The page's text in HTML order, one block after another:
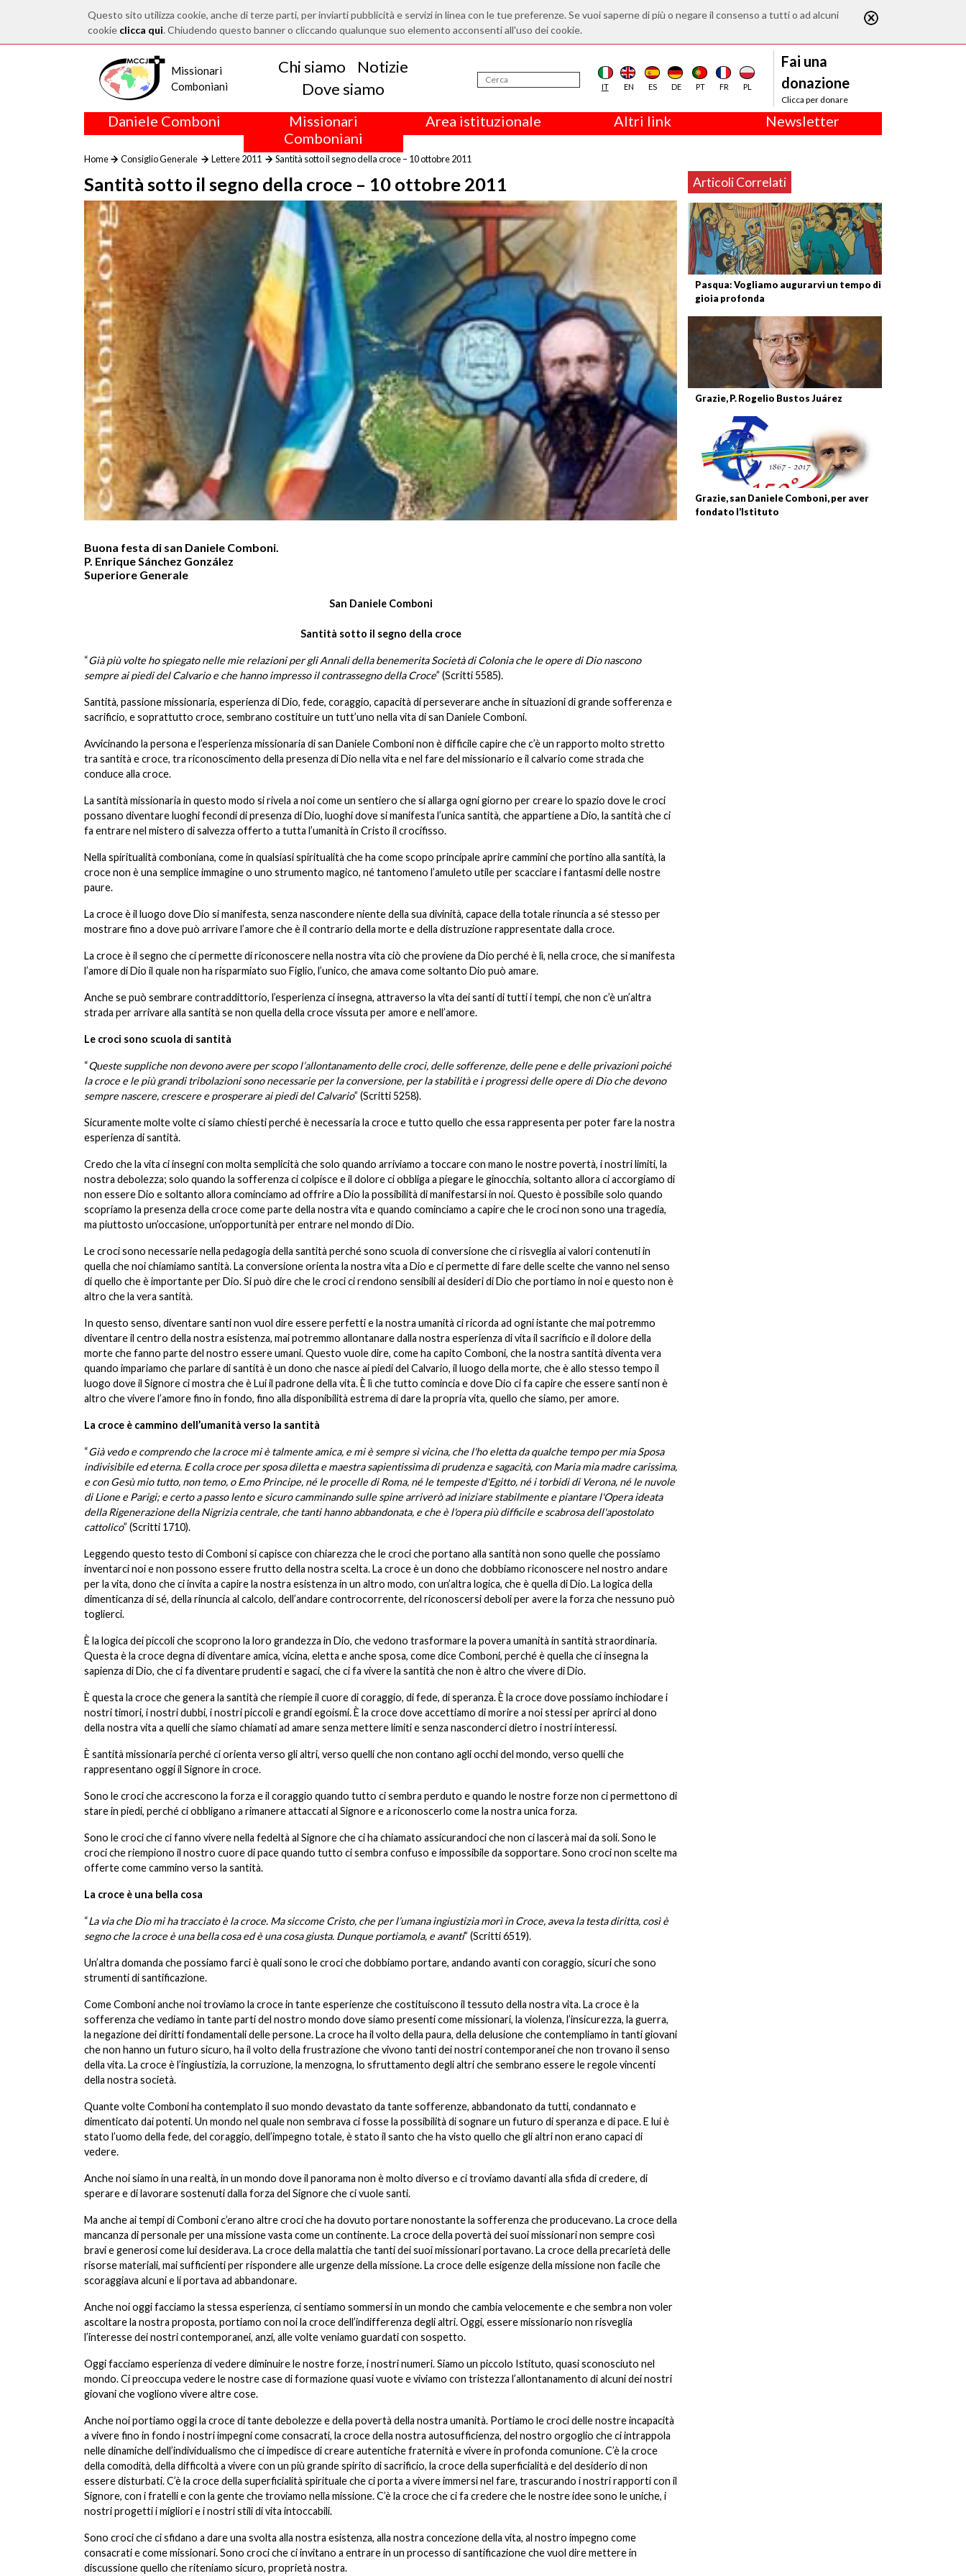
Questo sito utilizza cookie, anche di terze parti, per inviarti pubblicità e servizi in linea con le tue preferenze. Se vuoi saperne di più o negare il consenso a tutti o ad alcuni
cookie clicca qui. Chiudendo questo banner o cliccando qualunque suo elemento acconsenti all'uso dei cookie.
Missionari
Comboniani
Chi siamo
Notizie
Dove siamo
IT EN ES DE PT FR PL
Fai una
donazione
Clicca per donare
Daniele Comboni
Missionari
Comboniani
Area istituzionale Altri link Newsletter
Home Consiglio Generale Lettere 2011 Santità sotto il segno della croce – 10 ottobre 2011
Santità sotto il segno della croce – 10 ottobre 2011 Articoli Correlati
Pasqua: Vogliamo augurarvi un tempo di
gioia profonda
Grazie, P. Rogelio Bustos Juárez
Grazie, san Daniele Comboni, per aver
fondato l’Istituto
Buona festa di san Daniele Comboni.
P. Enrique Sánchez González
Superiore Generale
San Daniele Comboni
Santità sotto il segno della croce
“Già più volte ho spiegato nelle mie relazioni per gli Annali della benemerita Società di Colonia che le opere di Dio nascono
sempre ai piedi del Calvario e che hanno impresso il contrassegno della Croce” (Scritti5585).
Santità, passione missionaria, esperienza di Dio, fede, coraggio, capacità di perseverare anche in situazioni di grande sofferenza e
sacrificio, e soprattutto croce, sembrano costituire un tutt’uno nella vita di san Daniele Comboni.
Avvicinando la persona e l’esperienza missionaria di san Daniele Comboni non è difficile capire che c’è un rapporto molto stretto
tra santità e croce, tra riconoscimento della presenza di Dio nella vita e nel fare del missionario e il calvario come strada che
conduce alla croce.
La santità missionaria in questo modo si rivela a noi come un sentiero che si allarga ogni giorno per creare lo spazio dove le croci
possano diventare luoghi fecondi di presenza di Dio, luoghi dove si manifesta l’unica santità, che appartiene a Dio, la santità che ci
fa entrare nel mistero di salvezza offerto a tutta l’umanità in Cristo il crocifisso.
Nella spiritualità comboniana, come in qualsiasi spiritualità che ha come scopo principale aprire cammini che portino alla santità, la
croce non è una semplice immagine o uno strumento magico, né tantomeno l’amuleto utile per scacciare i fantasmi delle nostre
paure.
La croce è il luogo dove Dio si manifesta, senza nascondere niente della sua divinità, capace della totale rinuncia a sé stesso per
mostrare fino a dove può arrivare l’amore che è il contrario della morte e della distruzione rappresentate dalla croce.
La croce è il segno che ci permette di riconoscere nella nostra vita ciò che proviene da Dio perché è lì, nella croce, che si manifesta
l’amore di Dio il quale non ha risparmiato suo Figlio, l’unico, che amava come soltanto Dio può amare.
Anche se può sembrare contraddittorio, l’esperienza ci insegna, attraverso la vita dei santi di tutti i tempi, che non c’è un’altra
strada per arrivare alla santità se non quella della croce vissuta per amore e nell’amore.
Le croci sono scuola di santità
“Queste suppliche non devono avere per scopo l’allontanamento delle croci, delle sofferenze, delle pene e delle privazioni poiché
la croce e le più grandi tribolazioni sono necessarie per la conversione, per la stabilità e i progressi delle opere di Dio che devono
sempre nascere, crescere e prosperare ai piedi del Calvario” (Scritti 5258).
Sicuramente molte volte ci siamo chiesti perché è necessaria la croce e tutto quello che essa rappresenta per poter fare la nostra
esperienza di santità.
Credo che la vita ci insegni con molta semplicità che solo quando arriviamo a toccare con mano le nostre povertà, i nostri limiti, la
nostra debolezza; solo quando la sofferenza ci colpisce e il dolore ci obbliga a piegare le ginocchia, soltanto allora ci accorgiamo di
non essere Dio e soltanto allora cominciamo ad offrire a Dio la possibilità di manifestarsi in noi. Questo è possibile solo quando
scopriamo la presenza della croce come parte della nostra vita e quando cominciamo a capire che le croci non sono una tragedia,
ma piuttosto un’occasione, un’opportunità per entrare nel mondo di Dio.
Le croci sono necessarie nella pedagogia della santità perché sono scuola di conversione che ci risveglia ai valori contenuti in
quella che noi chiamiamo santità. La conversione orienta la nostra vita a Dio e ci permette di fare delle scelte che vanno nel senso
di quello che è importante per Dio. Si può dire che le croci ci rendono sensibili ai desideri di Dio che portiamo in noi e questo non è
altro che la vera santità.
In questo senso, diventare santi non vuol dire essere perfetti e la nostra umanità ci ricorda ad ogni istante che mai potremmo
diventare il centro della nostra esistenza, mai potremmo allontanare dalla nostra esperienza di vita il sacrificio e il dolore della
morte che fanno parte del nostro essere umani. Questo vuole dire, come ha capito Comboni, che la nostra santità diventa vera
quando impariamo che parlare di santità è un dono che nasce ai piedi del Calvario, il luogo della morte, che è allo stesso tempo il
luogo dove il Signore ci mostra che è Lui il padrone della vita. È lì che tutto comincia e dove Dio ci fa capire che essere santi non è
altro che vivere l’amore fino in fondo, fino alla disponibilità estrema di dare la propria vita, quello che siamo, per amore.
La croce è cammino dell’umanità verso la santità
“Già vedo e comprendo che la croce mi è talmente amica, e mi è sempre sì vicina, che l'ho eletta da qualche tempo per mia Sposa
indivisibile ed eterna. E colla croce per sposa diletta e maestra sapientissima di prudenza e sagacità, con Maria mia madre carissima,
e con Gesù mio tutto, non temo, o E.mo Principe, né le procelle di Roma, né le tempeste d'Egitto, né i torbidi di Verona, né le nuvole
di Lione e Parigi; e certo a passo lento e sicuro camminando sulle spine arriverò ad iniziare stabilmente e piantare l'Opera ideata
della Rigenerazione della Nigrizia centrale, che tanti hanno abbandonata, e che è l'opera più difficile e scabrosa dell'apostolato
cattolico” (Scritti 1710).
Leggendo questo testo di Comboni si capisce con chiarezza che le croci che portano alla santità non sono quelle che possiamo
inventarci noi e non possono essere frutto della nostra scelta. La croce è un dono che dobbiamo riconoscere nel nostro andare
per la vita, dono che ci invita a capire la nostra esistenza in un altro modo, con un’altra logica, che è quella di Dio. La logica della
dimenticanza di sé, della rinuncia al calcolo, dell’andare controcorrente, del riconoscersi deboli per avere la forza che nessuno può
toglierci.
È la logica dei piccoli che scoprono la loro grandezza in Dio, che vedono trasformare la povera umanità in santità straordinaria.
Questa è la croce degna di diventare amica, vicina, eletta e anche sposa, come dice Comboni, perché è quella che ci insegna la
sapienza di Dio, che ci fa diventare prudenti e sagaci, che ci fa vivere la santità che non è altro che vivere di Dio.
È questa la croce che genera la santità che riempie il cuore di coraggio, di fede, di speranza. È la croce dove possiamo inchiodare i
nostri timori, i nostri dubbi, i nostri piccoli e grandi egoismi. È la croce dove accettiamo di morire a noi stessi per aprirci al dono
della nostra vita a quelli che siamo chiamati ad amare senza mettere limiti e senza nasconderci dietro i nostri interessi.
È santità missionaria perché ci orienta verso gli altri, verso quelli che non contano agli occhi del mondo, verso quelli che
rappresentano oggi il Signore in croce.
Sono le croci che accrescono la forza e il coraggio quando tutto ci sembra perduto e quando le nostre forze non ci permettono di
stare in piedi, perché ci obbligano a rimanere attaccati al Signore e a riconoscerlo come la nostra unica forza.
Sono le croci che ci fanno vivere nella fedeltà al Signore che ci ha chiamato assicurandoci che non ci lascerà mai da soli. Sono le
croci che riempiono il nostro cuore di pace quando tutto ci sembra confuso e impossibile da sopportare. Sono croci non scelte ma
offerte come cammino verso la santità.
La croce è una bella cosa
“La via che Dio mi ha tracciato è la croce. Ma siccome Cristo, che per l’umana ingiustizia morì in Croce, aveva la testa diritta, così è
segno che la croce è una bella cosa ed è una cosa giusta. Dunque portiamola, e avanti” (Scritti 6519).
Un’altra domanda che possiamo farci è quali sono le croci che dobbiamo portare, andando avanti con coraggio, sicuri che sono
strumenti di santificazione.
Come Comboni anche noi troviamo la croce in tante esperienze che costituiscono il tessuto della nostra vita. La croce è la
sofferenza che vediamo in tante parti del nostro mondo dove siamo presenti come missionari, la violenza, l’insicurezza, la guerra,
la negazione dei diritti fondamentali delle persone. La croce ha il volto della paura, della delusione che contempliamo in tanti giovani
che non hanno un futuro sicuro, ha il volto della frustrazione che vivono tanti dei nostri contemporanei che non trovano il senso
della vita. La croce è l’ingiustizia, la corruzione, la menzogna, lo sfruttamento degli altri che sembrano essere le regole vincenti
della nostra società.
Quante volte Comboni ha contemplato il suo mondo devastato da tante sofferenze, abbandonato da tutti, condannato e
dimenticato dai potenti. Un mondo nel quale non sembrava ci fosse la possibilità di sognare un futuro di speranza e di pace. E lui è
stato l’uomo della fede, del coraggio, dell’impegno totale, è stato il santo che ha visto quello che gli altri non erano capaci di
vedere.
Anche noi siamo in una realtà, in un mondo dove il panorama non è molto diverso e ci troviamo davanti alla sfida di credere, di
sperare e di lavorare sostenuti dalla forza del Signore che ci vuole santi.
Ma anche ai tempi di Comboni c’erano altre croci che ha dovuto portare nonostante la sofferenza che producevano. La croce della
mancanza di personale per una missione vasta come un continente. La croce della povertà dei suoi missionari non sempre così
bravi e generosi come lui desiderava. La croce della malattia che tanti dei suoi missionari portavano. La croce della precarietà delle
risorse materiali, mai sufficienti per rispondere alle urgenze della missione. La croce delle esigenze della missione non facile che
scoraggiava alcuni e li portava ad abbandonare.
Anche noi oggi facciamo la stessa esperienza, ci sentiamo sommersi in un mondo che cambia velocemente e che sembra non voler
ascoltare la nostra proposta, portiamo con noi la croce dell’indifferenza degli altri. Oggi, essere missionario non risveglia
l’interesse dei nostri contemporanei, anzi, alle volte veniamo guardati con sospetto.
Oggi facciamo esperienza di vedere diminuire le nostre forze, i nostri numeri. Siamo un piccolo Istituto, quasi sconosciuto nel
mondo. Ci preoccupa vedere le nostre case di formazione quasi vuote e viviamo con tristezza l’allontanamento di alcuni dei nostri
giovani che vogliono vivere altre cose.
Anche noi portiamo oggi la croce di tante debolezze e della povertà della nostra umanità. Portiamo le croci delle nostre incapacità
a vivere fino in fondo i nostri impegni come consacrati, la croce della nostra autosufficienza, del nostro orgoglio che ci intrappola
nelle dinamiche dell’individualismo che ci impedisce di creare autentiche fraternità e vivere in profonda comunione. C’è la croce
della comodità, della difficoltà a vivere con un più grande spirito di sacrificio, la croce della superficialità e del desiderio di non
essere disturbati. C’è la croce della superficialità spirituale che ci porta a vivere immersi nel fare, trascurando i nostri rapporti con il
Signore, con i fratelli e con la gente che troviamo nella missione. C’è la croce che ci fa credere che le nostre idee sono le uniche, i
nostri progetti i migliori e i nostri stili di vita intoccabili.
Sono croci che ci sfidano a dare una svolta alla nostra esistenza, alla nostra concezione della vita, al nostro impegno come
consacrati e come missionari. Sono croci che ci invitano a entrare in un processo di santificazione che vuol dire mettere in
discussione quello che riteniamo sicuro, proprietà nostra.